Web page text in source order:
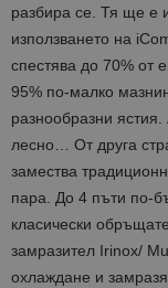
разбира се. Тя ще е
използването на
спестява до 70% от
95% по-малко
разнообразни
лесно… От друга
замества
пара. До 4 пъти по-
класически
замразител Irinox/
охлаждане и